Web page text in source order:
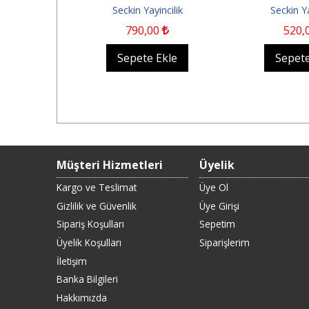
Seckin Yayincilik
790,00
Sepete Ekle
Seckin
520
Müşteri Hizmetleri
Kargo ve Teslimat
Gizlilik ve Güvenlik
Sipariş Koşulları
Üyelik Koşulları
İletişim
Banka Bilgileri
Hakkımızda
Üyelik
Üye Ol
Üye Girişi
Sepetim
Siparişlerim